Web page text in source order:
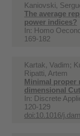
Kaniovski,
The average
power indices?
In: Homo
169-182
Kartak, Vadim;
Ripatti, Artem
Minimal proper
dimensional
In: Discrete
120-129
doi:10.1016/